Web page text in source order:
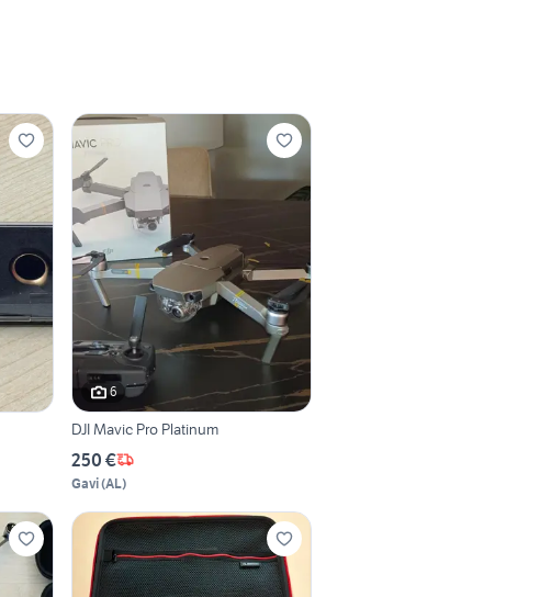
6
DJI Mavic Pro Platinum
250 €
Gavi(AL)